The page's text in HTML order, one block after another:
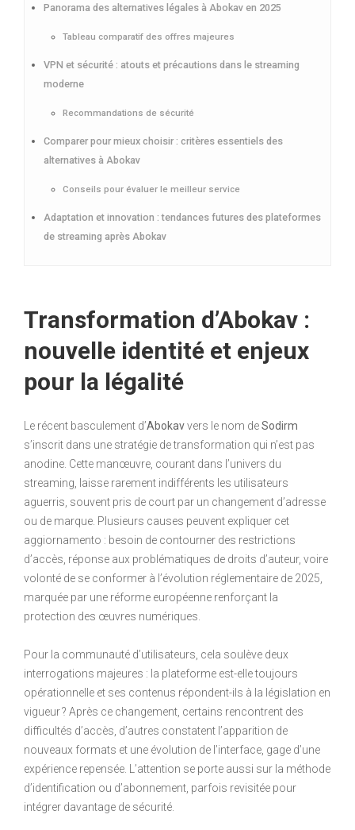
Panorama des alternatives légales à Abokav en 2025
Tableau comparatif des offres majeures
VPN et sécurité : atouts et précautions dans le streaming
moderne
Recommandations de sécurité
Comparer pour mieux choisir : critères essentiels des
alternatives à Abokav
Conseils pour évaluer le meilleur service
Adaptation et innovation : tendances futures des plateformes
de streaming après Abokav
Transformation d’Abokav :
nouvelle identité et enjeux
pour la légalité
Le récent basculement d’Abokavvers le nom deSodirm
s’inscrit dans une stratégie de transformation qui n’est pas
anodine. Cette manœuvre, courant dans l’univers du
streaming, laisse rarement indifférents les utilisateurs
aguerris, souvent pris de court par un changement d’adresse
ou de marque. Plusieurs causes peuvent expliquer cet
aggiornamento : besoin de contourner des restrictions
d’accès, réponse aux problématiques de droits d’auteur, voire
volonté de se conformer à l’évolution réglementaire de 2025,
marquée par une réforme européenne renforçant la
protection des œuvres numériques.
Pour la communauté d’utilisateurs, cela soulève deux
interrogations majeures : la plateforme est-elle toujours
opérationnelle et ses contenus répondent-ils à la législation en
vigueur ? Après ce changement, certains rencontrent des
difficultés d’accès, d’autres constatent l’apparition de
nouveaux formats et une évolution de l’interface, gage d’une
expérience repensée. L’attention se porte aussi sur la méthode
d’identification ou d’abonnement, parfois revisitée pour
intégrer davantage de sécurité.